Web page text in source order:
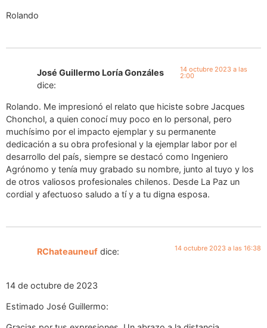
Rolando
José Guillermo Loría Gonzáles
dice:
14 octubre 2023 a las
2:00
Rolando. Me impresionó el relato que hiciste sobre Jacques
Chonchol, a quien conocí muy poco en lo personal, pero
muchísimo por el impacto ejemplar y su permanente
dedicación a su obra profesional y la ejemplar labor por el
desarrollo del país, siempre se destacó como Ingeniero
Agrónomo y tenía muy grabado su nombre, junto al tuyo y los
de otros valiosos profesionales chilenos. Desde La Paz un
cordial y afectuoso saludo a tí y a tu digna esposa.
RChateauneuf dice: 14 octubre 2023 a las 16:38
14 de octubre de 2023
Estimado José Guillermo: